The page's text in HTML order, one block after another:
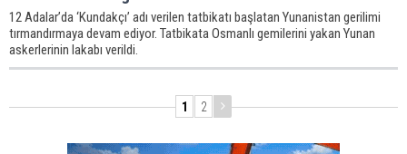
12 Adalar’da ‘Kundakçı’ adı verilen tatbikatı başlatan Yunanistan gerilimi
tırmandırmaya devam ediyor. Tatbikata Osmanlı gemilerini yakan Yunan
askerlerinin lakabı verildi.
1 2